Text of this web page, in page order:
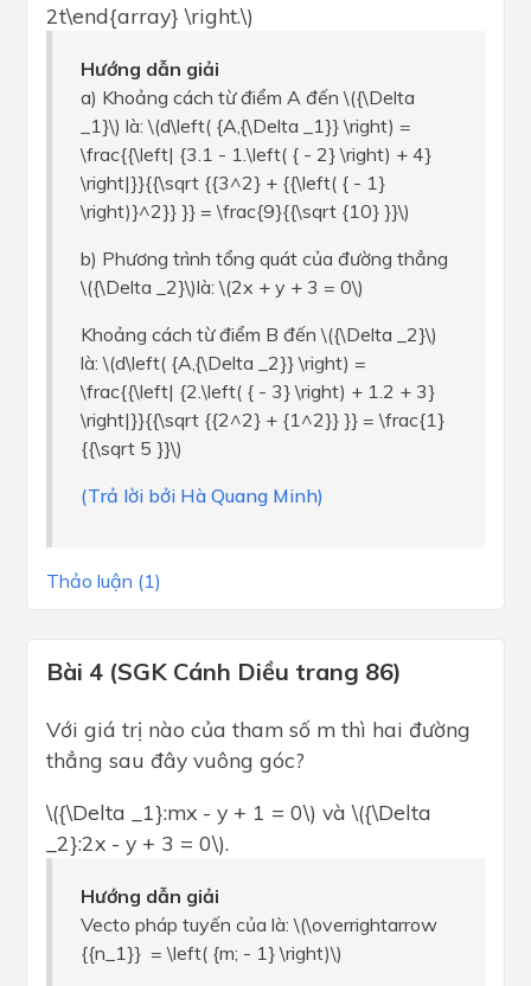
2t\end{array} \right.\)
Hướng dẫn giải
a) Khoảng cách từ điểm A đến \({\Delta
_1}\) là: \(d\left( {A,{\Delta _1}} \right) =
\frac{{\left| {3.1 - 1.\left( { - 2} \right) + 4}
\right|}}{{\sqrt {{3^2} + {{\left( { - 1}
\right)}^2}} }} = \frac{9}{{\sqrt {10} }}\)
b) Phương trình tổng quát của đường thẳng
\({\Delta _2}\)là: \(2x + y + 3 = 0\)
Khoảng cách từ điểm B đến \({\Delta _2}\)
là: \(d\left( {A,{\Delta _2}} \right) =
\frac{{\left| {2.\left( { - 3} \right) + 1.2 + 3}
\right|}}{{\sqrt {{2^2} + {1^2}} }} = \frac{1}
{{\sqrt 5 }}\)
(Trả lời bởi Hà Quang Minh)
Thảo luận (1)
Bài 4 (SGK Cánh Diều trang 86)
Với giá trị nào của tham số m thì hai đường
thẳng sau đây vuông góc?
\({\Delta _1}:mx - y + 1 = 0\) và \({\Delta
_2}:2x - y + 3 = 0\).
Hướng dẫn giải
Vecto pháp tuyến của là: \(\overrightarrow
{{n_1}} = \left( {m; - 1} \right)\)